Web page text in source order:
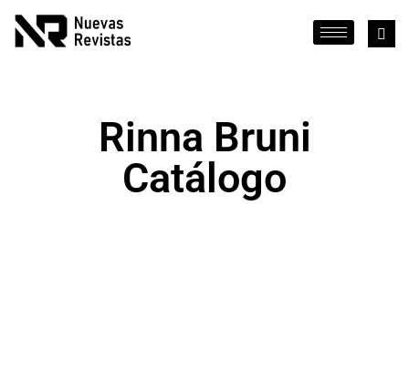
Rinna Bruni
Catálogo